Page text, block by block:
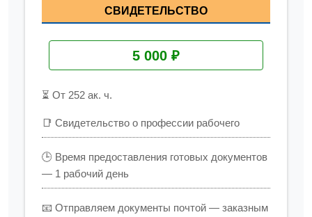
СВИДЕТЕЛЬСТВО
5 000 ₽
⏳ От 252 ак. ч.
📑 Свидетельство о профессии рабочего
🕒 Время предоставления готовых документов
— 1 рабочий день
📧 Отправляем документы почтой — заказным